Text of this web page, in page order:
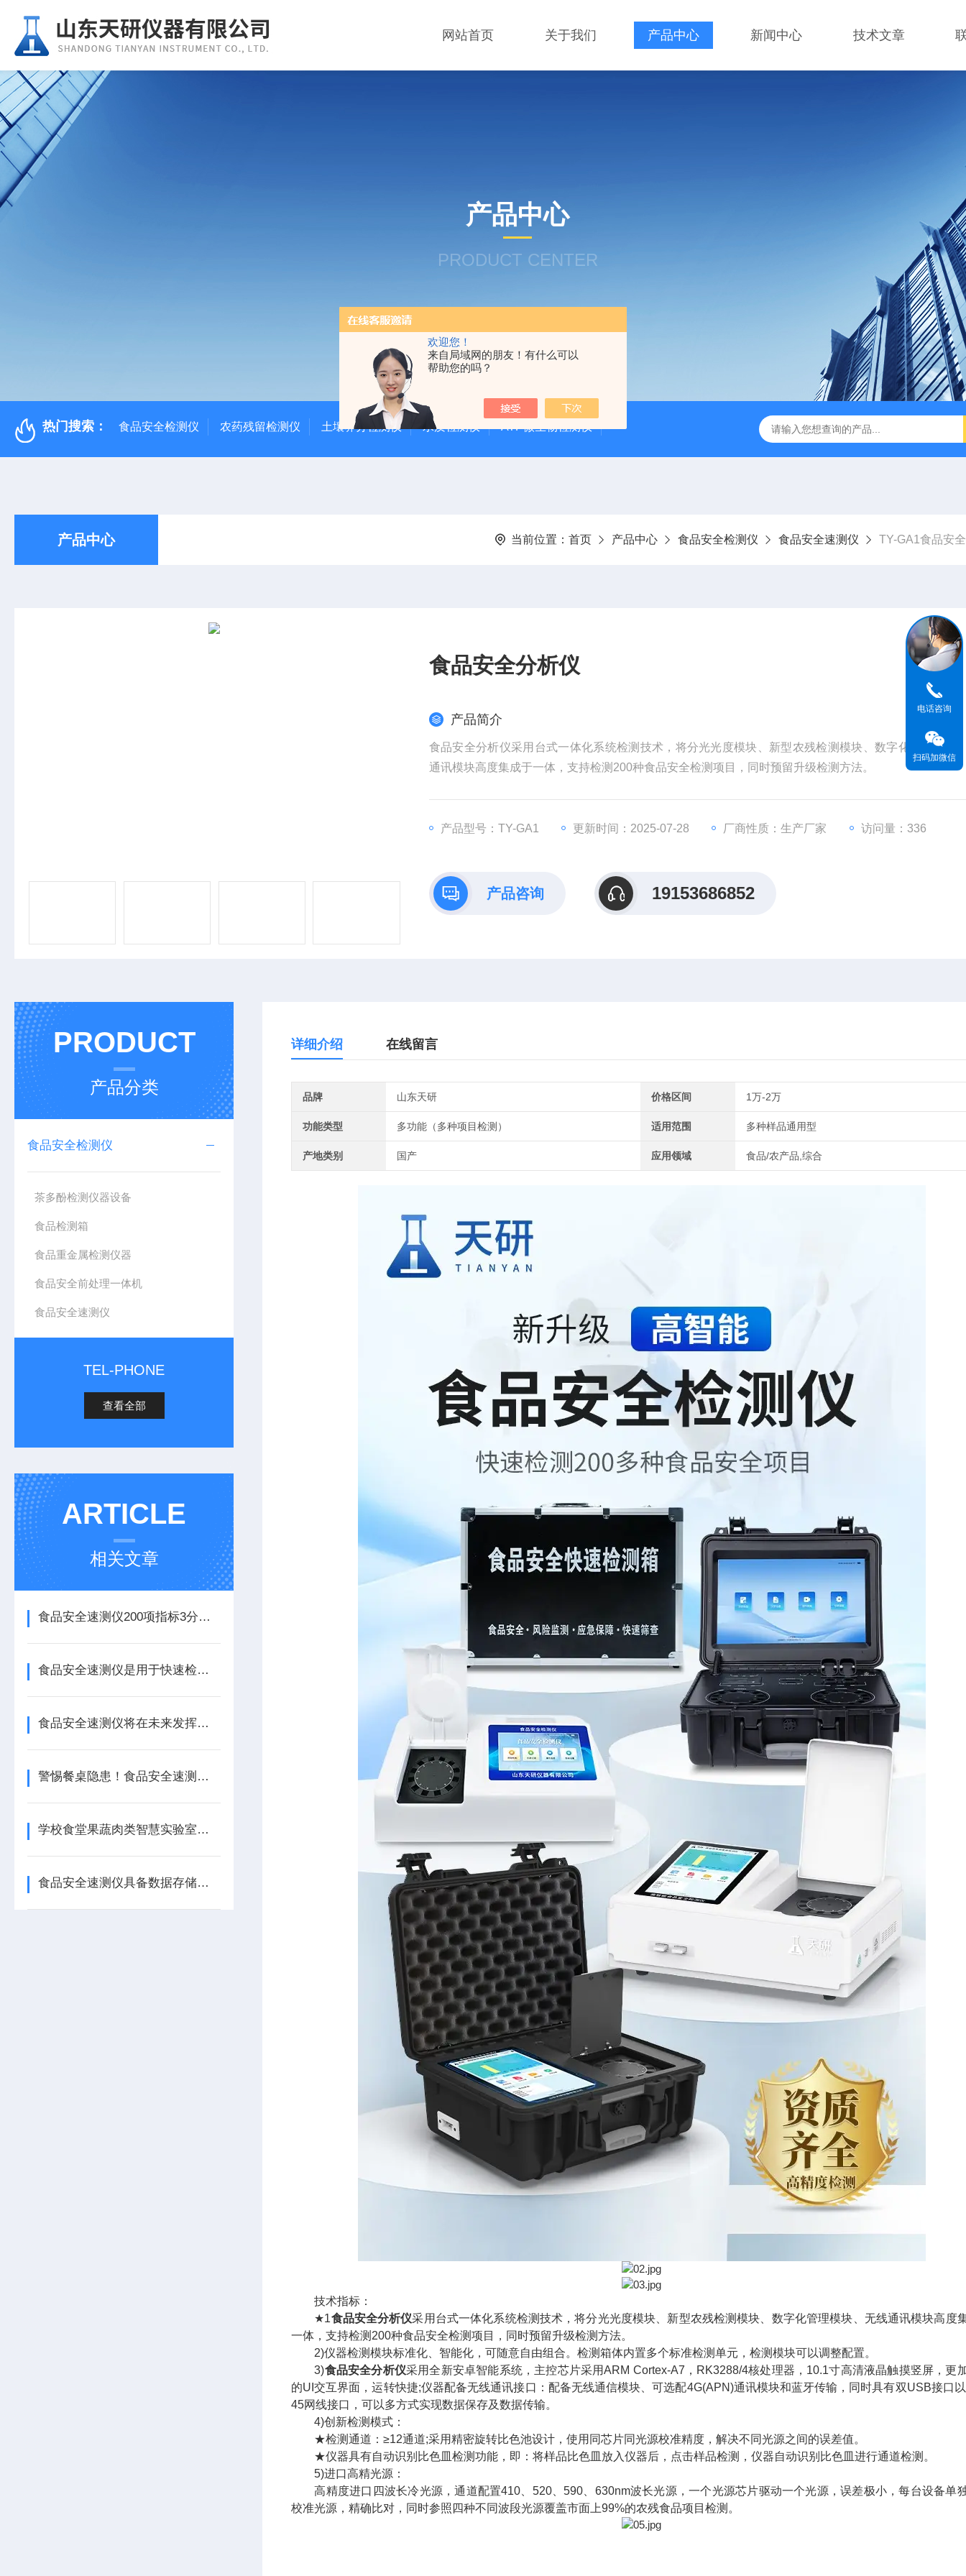
欢迎您！
来自局域网的朋友！有什么可以
帮助您的吗？
网站首页 关于我们 产品中心 新闻中心 技术文章
产品中心
PRODUCT CENTER
热门搜索： 食品安全检测仪 农药残留检测仪 土壤养分检测仪 水质检测仪 ATP微生物检测仪
产品中心 当前位置： 首页 产品中心 食品安全检测仪 食品安全速测仪 TY-GA1食品安
食品安全分析仪
产品简介
食品安全分析仪采用台式一体化系统检测技术，将分光光度模块、新型农残检测模块、数字化管理模块
通讯模块高度集成于一体，支持检测200种食品安全检测项目，同时预留升级检测方法。
产品型号：TY-GA1 更新时间：2025-07-28 厂商性质：生产厂家 访问量：336
产品咨询 19153686852
PRODUCT
产品分类
食品安全检测仪
茶多酚检测仪器设备
食品检测箱
食品重金属检测仪器
食品安全前处理一体机
食品安全速测仪
TEL-PHONE
查看全部
ARTICLE
相关文章
食品安全速测仪200项指标3分钟出结果，基层监管从“事后追责“转向“事前预警“
食品安全速测仪是用于快速检测食品安全性的设备
食品安全速测仪将在未来发挥更加重要的作用
警惕餐桌隐患！食品安全速测仪揭秘：瘦肉精、甲醛等非法添加一测便知
学校食堂果蔬肉类智慧实验室建设方案配置清单
食品安全速测仪具备数据存储、打印以及与电脑通讯等功能
详细介绍 在线留言
品牌 山东天研 价格区间 1万-2万
功能类型 多功能（多种项目检测） 适用范围 多种样品通用型
产地类别 国产 应用领域 食品/农产品,综合
技术指标：
★1食品安全分析仪采用台式一体化系统检测技术，将分光光度模块、新型农残检测模块、数字化管理模块、无线通讯模块高度
一体，支持检测200种食品安全检测项目，同时预留升级检测方法。
2)仪器检测模块标准化、智能化，可随意自由组合。检测箱体内置多个标准检测单元，检测模块可以调整配置。
3)食品安全分析仪采用全新安卓智能系统，主控芯片采用ARM Cortex-A7，RK3288/4核处理器，10.1寸高清液晶触摸竖屏，更
的UI交互界面，运转快捷;仪器配备无线通讯接口：配备无线通信模块、可选配4G(APN)通讯模块和蓝牙传输，同时具有双USB接口
45网线接口，可以多方式实现数据保存及数据传输。
4)创新检测模式：
★检测通道：≥12通道;采用精密旋转比色池设计，使用同芯片同光源校准精度，解决不同光源之间的误差值。
★仪器具有自动识别比色皿检测功能，即：将样品比色皿放入仪器后，点击样品检测，仪器自动识别比色皿进行通道检测。
5)进口高精光源：
高精度进口四波长冷光源，通道配置410、520、590、630nm波长光源，一个光源芯片驱动一个光源，误差极小，每台设备单
校准光源，精确比对，同时参照四种不同波段光源覆盖市面上99%的农残食品项目检测。
电话咨询
扫码加微信